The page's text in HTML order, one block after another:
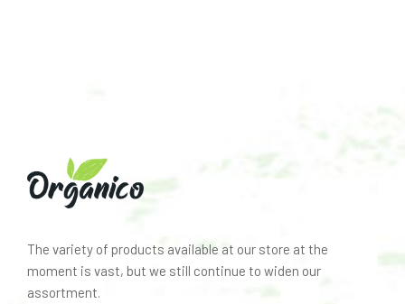
The variety of products available at our store at the
moment is vast, but we still continue to widen our
assortment.